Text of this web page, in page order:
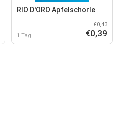
RIO D'ORO Apfelschorle
1 Tag
€0,43
€0,39